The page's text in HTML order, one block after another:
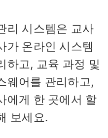
리 시스템은 교사
가 온라인 시스템
하고, 교육 과정 및
웨어를 관리하고,
에게 한 곳에서 할
보세요.